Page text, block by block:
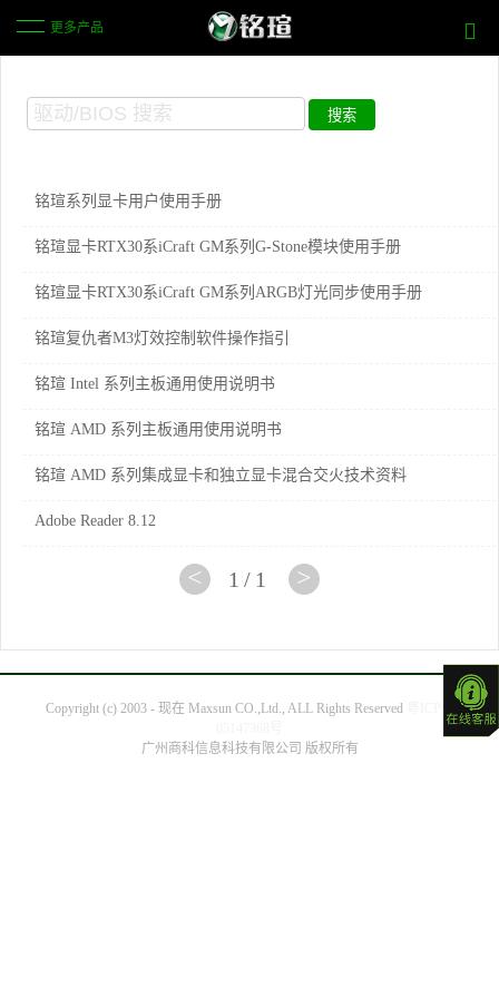
更多产品
铭瑄系列显卡用户使用手册
铭瑄显卡RTX30系iCraft GM系列G-Stone模块使用手册
铭瑄显卡RTX30系iCraft GM系列ARGB灯光同步使用手册
铭瑄复仇者M3灯效控制软件操作指引
铭瑄 Intel 系列主板通用使用说明书
铭瑄 AMD 系列主板通用使用说明书
铭瑄 AMD 系列集成显卡和独立显卡混合交火技术资料
Adobe Reader 8.12
< 1/1 >
Copyright (c) 2003 - 现在 Maxsun CO.,Ltd., ALL Rights Reserved
广州商科信息科技有限公司 版权所有